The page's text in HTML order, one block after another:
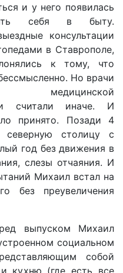
и у него появилась
себя в быту.
консультации
в Ставрополе,
к тому, что
Но врачи
медицинской
считали иначе. И
принято. Позади 4
столицу с
год без движения в
слезы отчаяния. И
Михаил встал на
без преувеличения
выпуском Михаил
социальном
собой